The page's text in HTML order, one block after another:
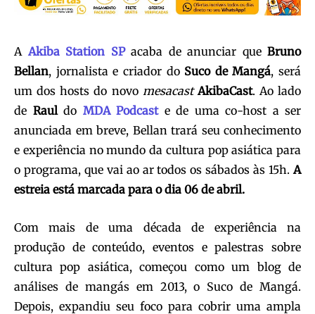
A Akiba Station SPacaba de anunciar que Bruno
Bellan, jornalista e criador do Suco de Mangá, será
um dos hosts do novo mesacast AkibaCast. Ao lado
de Rauldo MDA Podcaste de uma co-host a ser
anunciada em breve, Bellan trará seu conhecimento
e experiência no mundo da cultura pop asiática para
o programa, que vai ao ar todos os sábados às 15h.A
estreia está marcada para o dia 06 de abril.
Com mais de uma década de experiência na
produção de conteúdo, eventos e palestras sobre
cultura pop asiática, começou como um blog de
análises de mangás em 2013, o Suco de Mangá.
Depois, expandiu seu foco para cobrir uma ampla